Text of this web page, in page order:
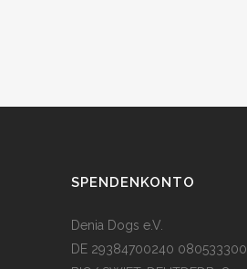
SPENDENKONTO
Denia Dogs e.V.
DE 29384700240 080533300